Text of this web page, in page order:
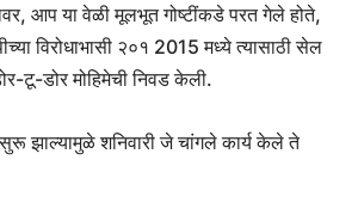
आप या वेळी मूलभूत गोष्टींकडे परत गेले होते,
विरोधाभासी २०१ 2015 मध्ये त्यासाठी सेल
टू-डोर मोहिमेची निवड केली.
सुरू झाल्यामुळे शनिवारी जे चांगले कार्य केले ते